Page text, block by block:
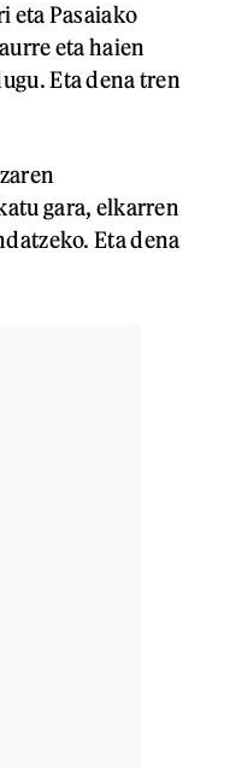
eta Pasaiako
eta haien
Eta dena tren
gara, elkarren
Eta dena